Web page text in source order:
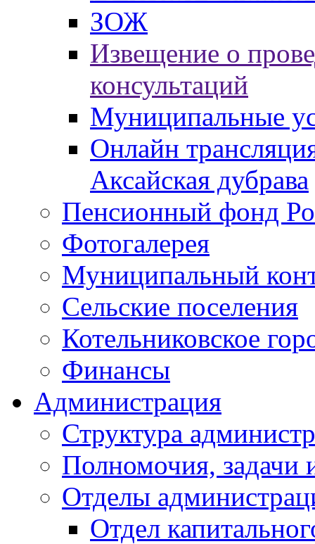
ЗОЖ
Извещение о
консультаций
Муниципальные
Онлайн
Аксайская дубрава
Пенсионный фонд
Фотогалерея
Муниципальный
Сельские поселения
Котельниковское
Финансы
Администрация
Структура
Полномочия, задачи
Отделы
Отдел